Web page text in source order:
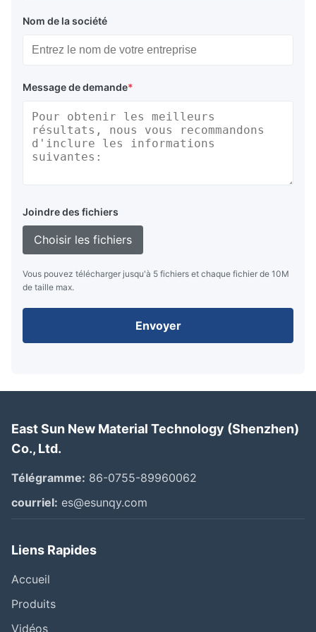
Nom de la société
Message de demande*
Joindre des fichiers
Choisir les fichiers
Vous pouvez télécharger jusqu'à 5 fichiers et chaque fichier de 10M
de taille max.
Envoyer
East Sun New Material Technology (Shenzhen)
Co., Ltd.
Télégramme: 86-0755-89960062
courriel: es@esunqy.com
Liens Rapides
Accueil
Produits
Vidéos